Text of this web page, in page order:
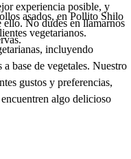
experiencia posible, y
ello. No dudes en llamarnos
asados, en Pollito Shilo
vegetarianos.
incluyendo
base de vegetales. Nuestro
gustos y preferencias,
algo delicioso